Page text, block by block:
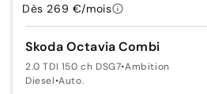
Skoda Octavia Combi
2.0 TDI 150 ch DSG7•Ambition
Diesel•Auto.
Dès 269 €/mois